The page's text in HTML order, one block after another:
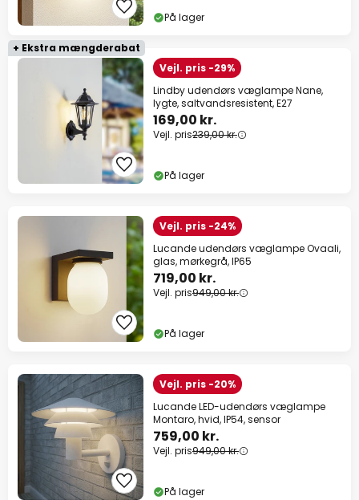
På lager
+ Ekstra mængderabat
Vejl. pris -29%
Lindby udendørs væglampe Nane,
lygte, saltvandsresistent, E27
169,00 kr.
Vejl. pris239,00 kr.
På lager
Vejl. pris -24%
Lucande udendørs væglampe Ovaali,
glas, mørkegrå, IP65
719,00 kr.
Vejl. pris949,00 kr.
På lager
Vejl. pris -20%
Lucande LED-udendørs væglampe
Montaro, hvid, IP54, sensor
759,00 kr.
Vejl. pris949,00 kr.
På lager